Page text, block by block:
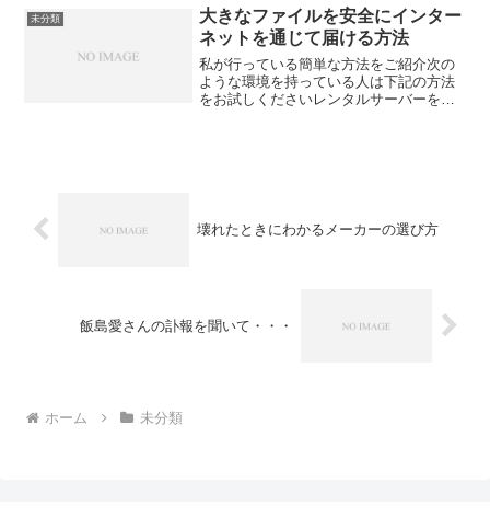
やすいです。
未分類
大きなファイルを安全にインター
ネットを通じて届ける方法
私が行っている簡単な方法をご紹介次の
ような環境を持っている人は下記の方法
をお試しくださいレンタルサーバーを借
壊れたときにわかるメーカーの選び方
飯島愛さんの訃報を聞いて・・・
ホーム 未分類